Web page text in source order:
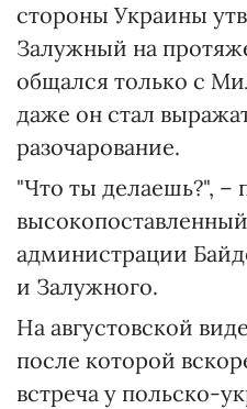
стороны Украины
Залужный на
общался только с
даже он стал
разочарование.
"Что ты делаешь?", –
администрации
и Залужного.
На августовской
после которой
встреча у польско-